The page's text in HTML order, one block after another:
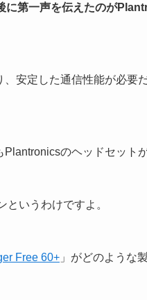
に第一声を伝えたのが
安定した通信性能が必要
のヘッドセット
いうわけですよ。
Free 60+ 」がどのような